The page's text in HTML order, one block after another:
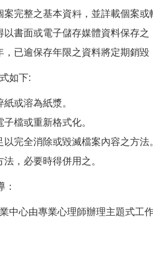
案完整之基本資料，並詳載個案或
以書面或電子儲存媒體資料保存
，已逾保存年限之資料將定期銷毀
如下:
紙或溶為紙漿。
子檔或重新格式化。
以完全消除或毀滅檔案內容之方法
法，必要時得併用之。
：
中心由專業心理師辦理主題式工